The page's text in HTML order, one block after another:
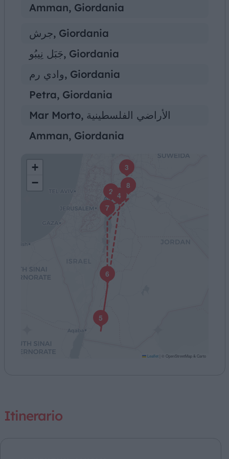
Amman, Giordania
جرش, Giordania
جَبَل نِيبُو, Giordania
وادي رم, Giordania
Petra, Giordania
Mar Morto, الأراضي الفلسطينية
Amman, Giordania
1
2
3
4
5
6
7
8
+
−
Leaflet © OpenStreetMap & Carto
Itinerario